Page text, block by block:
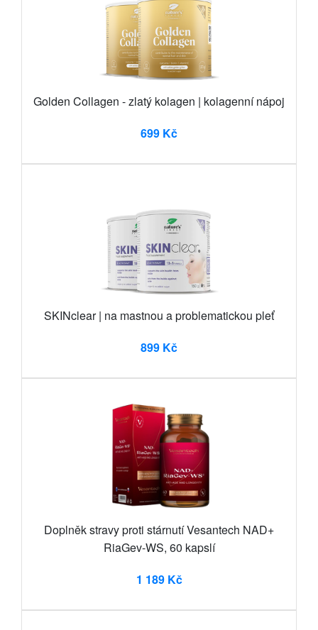
Golden Collagen - zlatý kolagen | kolagenní nápoj
699 Kč
SKINclear | na mastnou a problematickou pleť
899 Kč
Doplněk stravy proti stárnutí Vesantech NAD+
RiaGev-WS, 60 kapslí
1 189 Kč